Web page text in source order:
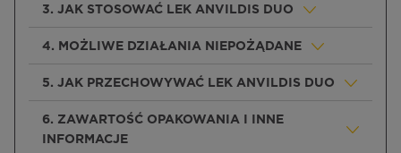
3. JAK STOSOWAĆ LEK ANVILDIS DUO
4. MOŻLIWE DZIAŁANIA NIEPOŻĄDANE
5. JAK PRZECHOWYWAĆ LEK ANVILDIS DUO
6. ZAWARTOŚĆ OPAKOWANIA I INNE
INFORMACJE